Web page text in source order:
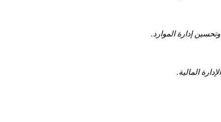
إدارة الموارد.
المالية.